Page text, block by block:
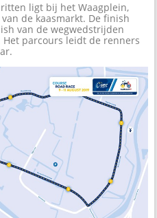
ligt bij het Waagplein,
de kaasmarkt. De finish
van de wegwedstrijden
parcours leidt de renners